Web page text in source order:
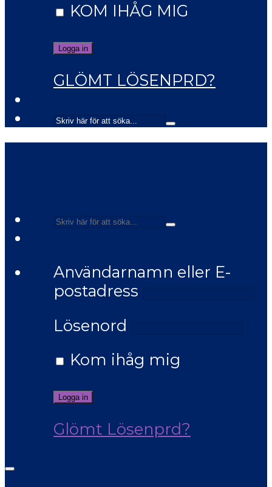
KOM IHÅG MIG
GLÖMT LÖSENPRD?
Användarnamn eller E-
postadress
Lösenord
Kom ihåg mig
Glömt Lösenprd?